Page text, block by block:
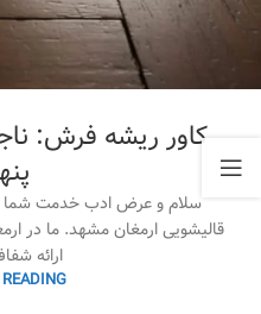
کاور ریشه فرش:
سلام و عرض ادب خدمت شما
قالیشویی ارمغان مشهد. ما در
ارائه